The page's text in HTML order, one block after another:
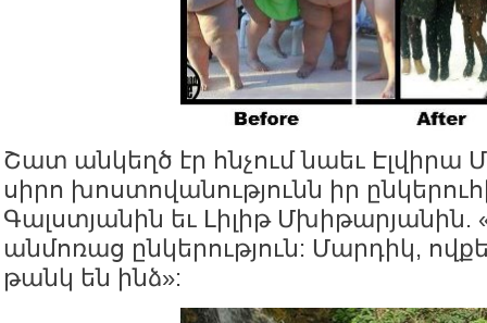
Շատ անկեղծ էր հնչում նաեւ Էլվիրա
սիրո խոստովանությունն իր
Գալստյանին եւ Լիլիթ Մխիթարյանին.
անմոռաց ընկերություն: Մարդիկ,
թանկ են ինձ»: